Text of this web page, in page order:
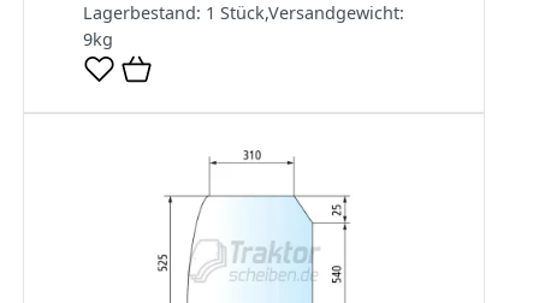
Lagerbestand: 1 Stück,Versandgewicht:
9kg